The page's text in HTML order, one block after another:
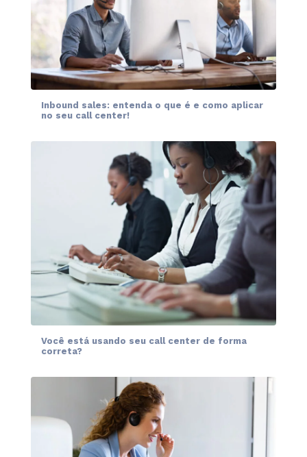
Inbound sales: entenda o que é e como aplicar
no seu call center!
Você está usando seu call center de forma
correta?